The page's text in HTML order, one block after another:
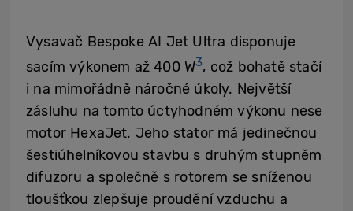
Vysavač Bespoke AI Jet Ultra disponuje
sacím výkonem až 400 W3, což bohatě stačí
i na mimořádně náročné úkoly. Největší
zásluhu na tomto úctyhodném výkonu nese
motor HexaJet. Jeho stator má jedinečnou
šestiúhelníkovou stavbu s druhým stupněm
difuzoru a společně s rotorem se sníženou
tloušťkou zlepšuje proudění vzduchu a